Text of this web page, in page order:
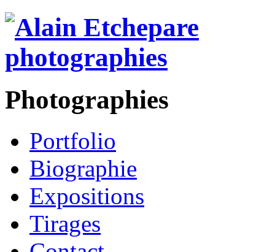
Photographies
Portfolio
Biographie
Expositions
Tirages